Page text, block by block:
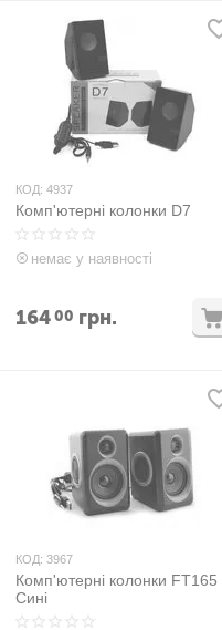
КОД: 4937
Комп'ютерні колонки D7
немає у наявності
16400 грн.
КОД: 3967
Комп'ютерні колонки FT165
Сині